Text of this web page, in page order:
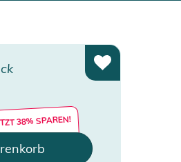
38% SPAREN!